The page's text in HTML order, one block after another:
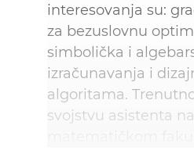
interesovanja su:
za bezuslovnu
simbolička i
izračunavanja i
algoritama.
svojstvu asistenta